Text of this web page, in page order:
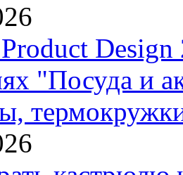
Design
"Посуда и